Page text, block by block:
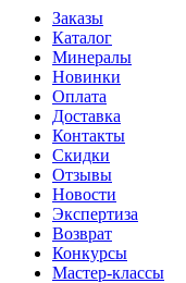
Заказы
Каталог
Минералы
Новинки
Оплата
Доставка
Контакты
Скидки
Отзывы
Новости
Экспертиза
Возврат
Конкурсы
Мастер-классы